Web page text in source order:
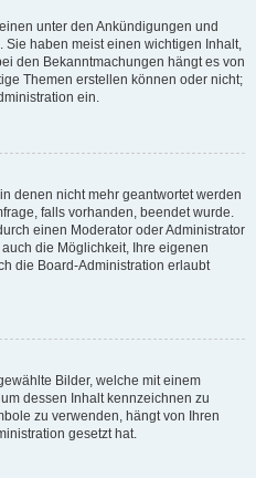
unter den Ankündigungen und
Sie haben meist einen wichtigen Inhalt,
den Bekanntmachungen hängt es von
Themen erstellen können oder nicht;
ein.
denen nicht mehr geantwortet werden
falls vorhanden, beendet wurde.
einen Moderator oder Administrator
die Möglichkeit, Ihre eigenen
die Board-Administration erlaubt
Bilder, welche mit einem
dessen Inhalt kennzeichnen zu
zu verwenden, hängt von Ihren
gesetzt hat.